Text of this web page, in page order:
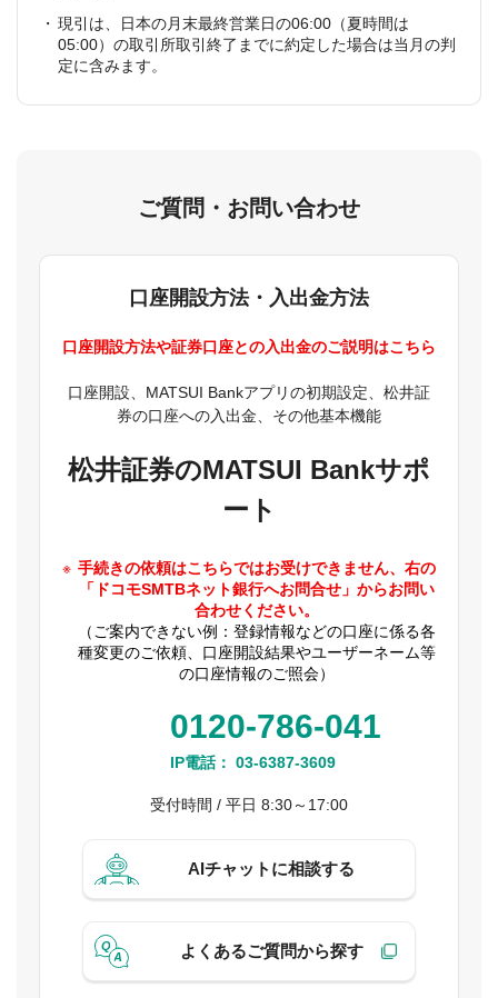
現引は、日本の月末最終営業日の06:00（夏時間は
05:00）の取引所取引終了までに約定した場合は当月の判
定に含みます。
ご質問・お問い合わせ
口座開設方法・入出金方法
口座開設方法や証券口座との入出金のご説明はこちら
口座開設、MATSUI Bankアプリの初期設定、松井証
券の口座への入出金、その他基本機能
松井証券のMATSUI Bankサポ
ート
手続きの依頼はこちらではお受けできません、右の
「ドコモSMTBネット銀行へお問合せ」からお問い
合わせください。
（ご案内できない例：登録情報などの口座に係る各
種変更のご依頼、口座開設結果やユーザーネーム等
の口座情報のご照会）
0120-786-041
IP電話： 03-6387-3609
受付時間 / 平日 8:30～17:00
AIチャットに相談する
よくあるご質問から探す